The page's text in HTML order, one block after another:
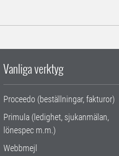
Vanliga verktyg
Proceedo (beställningar, fakturor)
Primula (ledighet, sjukanmälan,
lönespec m.m.)
Webbmejl